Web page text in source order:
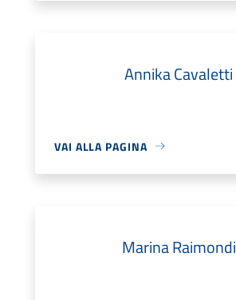
Annika Cavaletti
VAI ALLA PAGINA
Marina Raimondi